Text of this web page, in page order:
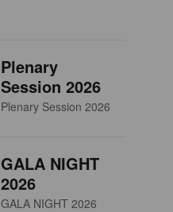
Plenary
Session 2026
Plenary Session 2026
GALA NIGHT
2026
GALA NIGHT 2026